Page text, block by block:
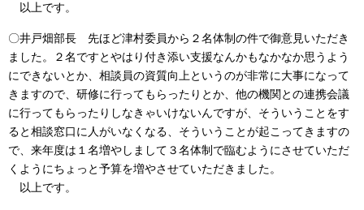
以上です。
〇井戸畑部長 先ほど津村委員から２名体制の件で御意見いただき
ました。２名ですとやはり付き添い支援なんかもなかなか思うよう
にできないとか、相談員の資質向上というのが非常に大事になって
きますので、研修に行ってもらったりとか、他の機関との連携会議
に行ってもらったりしなきゃいけないんですが、そういうことをす
ると相談窓口に人がいなくなる、そういうことが起こってきますの
で、来年度は１名増やしまして３名体制で臨むようにさせていただ
くようにちょっと予算を増やさせていただきました。
以上です。